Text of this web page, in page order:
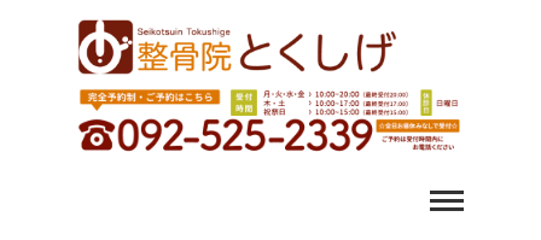
福岡市中央区 薬院 肩
こり 腰痛｜整体 スポ
ーツ障害なら整骨院
福岡市中央区、薬院、天神、平尾、博多、六本松で肩こ
り、腰痛、変形性股関節症にお悩みなら整骨院とくしげ
へ。患者さんのお話を丁寧にお聞きし、施術させていた
だきます。スポーツ選手のケガもおまかせください。